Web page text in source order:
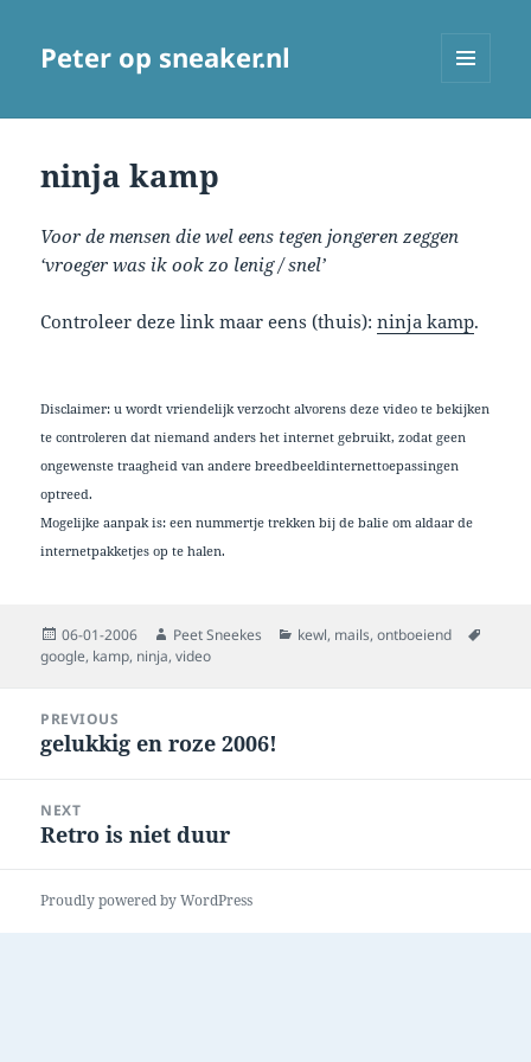
Peter op sneaker.nl
ninja kamp
Voor de mensen die wel eens tegen jongeren zeggen
‘vroeger was ik ook zo lenig / snel’
Controleer deze link maar eens (thuis):ninja kamp.
Disclaimer: u wordt vriendelijk verzocht alvorens deze video te bekijken
te controleren dat niemand anders het internet gebruikt, zodat geen
ongewenste traagheid van andere breedbeeldinternettoepassingen
optreed.
Mogelijke aanpak is: een nummertje trekken bij de balie om aldaar de
internetpakketjes op te halen.
Posted
on
06-01-2006 Author
Peet Sneekes Categories
kewl, mails,ontboeiend
google, kamp, ninja,video
navigation
PREVIOUS
Previous
gelukkig en roze 2006!
NEXT
Next
Retro is niet duur
Proudly powered by WordPress